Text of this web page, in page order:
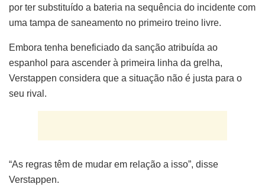
por ter substituído a bateria na sequência do incidente com
uma tampa de saneamento no primeiro treino livre.
Embora tenha beneficiado da sanção atribuída ao
espanhol para ascender à primeira linha da grelha,
Verstappen considera que a situação não é justa para o
seu rival.
“As regras têm de mudar em relação a isso”, disse
Verstappen.